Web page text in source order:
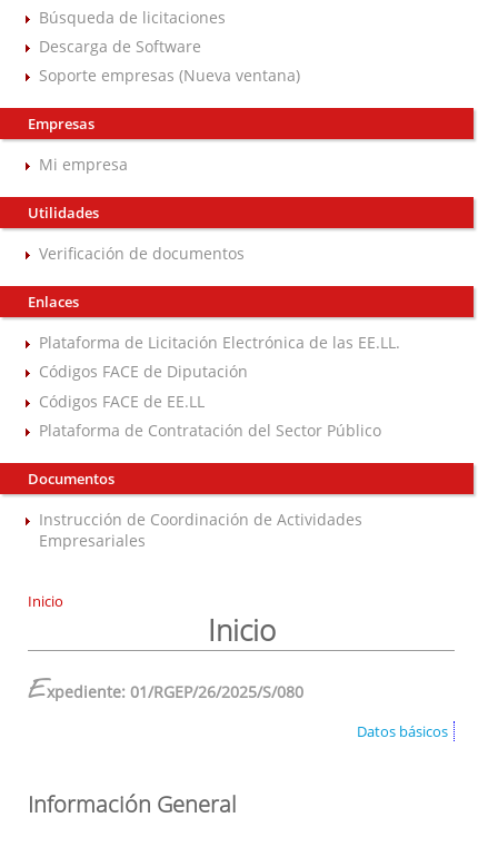
Búsqueda de licitaciones
Descarga de Software
Soporte empresas (Nueva ventana)
Empresas
Mi empresa
Utilidades
Verificación de documentos
Enlaces
Plataforma de Licitación Electrónica de las EE.LL.
Códigos FACE de Diputación
Códigos FACE de EE.LL
Plataforma de Contratación del Sector Público
Documentos
Instrucción de Coordinación de Actividades
Empresariales
Inicio
Inicio
Expediente: 01/RGEP/26/2025/S/080
Datos básicos
Información General